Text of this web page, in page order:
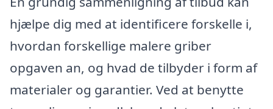
hjælpe dig med at identificere forskelle i,
hvordan forskellige malere griber
opgaven an, og hvad de tilbyder i form af
materialer og garantier. Ved at benytte